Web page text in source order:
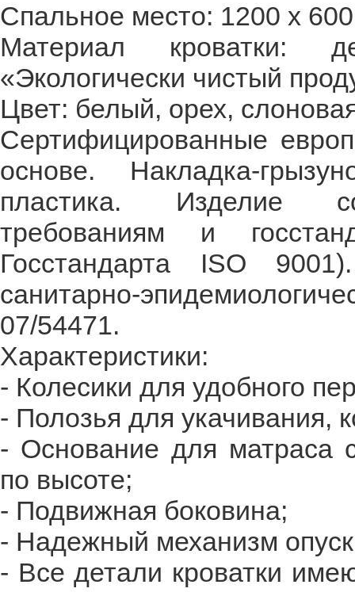
Спальное место: 1200 х
Материал кроватки:
«Экологически чистый
Цвет: белый, орех,
Сертифицированные
основе. Накладка-
пластика. Изделие
требованиям и
Госстандарта ISO
санитарно-
07/54471.
Характеристики:
- Колесики для удобного
- Полозья для укачивания,
- Основание для матраса
по высоте;
- Подвижная боковина;
- Надежный механизм
- Все детали кроватки